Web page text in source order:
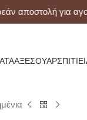
αποστολή για
ΑΞΕΣΟΥΆΡΣΠΊΤΙ